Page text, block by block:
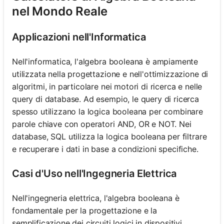
nel Mondo Reale
Applicazioni nell'Informatica
Nell'informatica, l'algebra booleana è ampiamente
utilizzata nella progettazione e nell'ottimizzazione di
algoritmi, in particolare nei motori di ricerca e nelle
query di database. Ad esempio, le query di ricerca
spesso utilizzano la logica booleana per combinare
parole chiave con operatori AND, OR e NOT. Nei
database, SQL utilizza la logica booleana per filtrare
e recuperare i dati in base a condizioni specifiche.
Casi d'Uso nell'Ingegneria Elettrica
Nell'ingegneria elettrica, l'algebra booleana è
fondamentale per la progettazione e la